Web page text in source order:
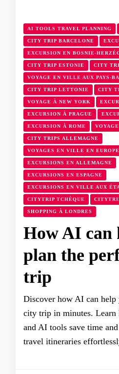
AI TOOLS TRAVEL PLANNING
CITY TRIP BARCELONE
EXCURSION EN BOSNIE-
CITY TRIP ESTONIE CITY
VOYAGE EN VILLE AUX PAYS-
CITY TRIP LETTONIE CITY
VOYAGE À NEW YORK
EXCURSION À PRAGUE
EXCURSION À ROME
CITY TRIPS ALLEMAGNE
VOYAGES EN VILLE EN EUROPE
EXCURSIONS EN ALLEMAGNE
EXCURSIONS EN ESPAGNE
EXCURSIONS EN VILLE AUX
CITYTRIP TCHÈQUE
SHOPPING À LONDRES
How AI can
plan the
trip
Discover how AI can help
city trip in minutes. Learn
and AI tools save time
travel itineraries